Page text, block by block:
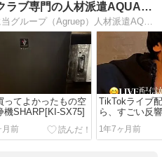
福岡中洲キャバクラ、クラブ専門の人材派遣AQUA公式高収入…
福岡中洲を中心に九州全域に当グループ（Agruep）人材派遣AQUAの公式ブログです。当社はそれぞれにあったライフワークにあわせて福岡中洲を中心にキャバクラ、…
ってよかったもの空
機SHARP[KI-SX75]
月前
TikTokライブ
ら、すごい反
1年7ヶ月前